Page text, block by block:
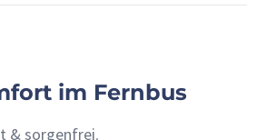
im Fernbus
& sorgenfrei.